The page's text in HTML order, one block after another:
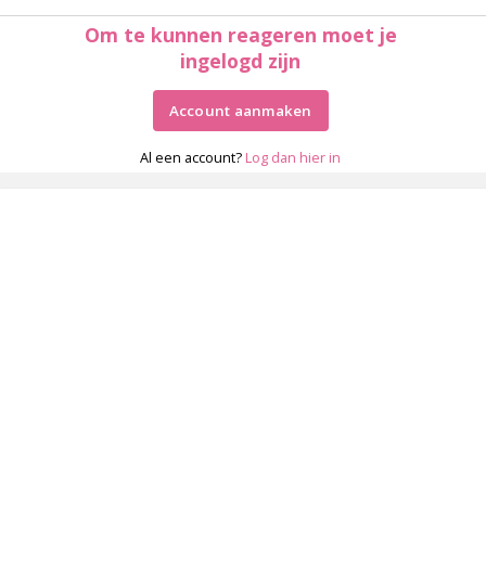
Om te kunnen reageren moet je
ingelogd zijn
Account aanmaken
Al een account? Log dan hier in